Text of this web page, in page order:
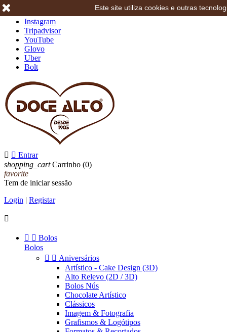
Instagram
Tripadvisor
YouTube
Glovo
Uber
Bolt
  Entrar
shopping_cart Carrinho (0)
favorite
Tem de iniciar sessão
Login | Registar

  Bolos
Bolos
  Aniversários
Artístico - Cake Design (3D)
Alto Relevo (2D / 3D)
Bolos Nús
Chocolate Artístico
Clássicos
Imagem & Fotografia
Grafismos & Logótipos
Este site utiliza cookies e outras